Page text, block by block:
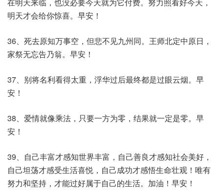
明天才会给你惊喜。早安！
36、死去原知万事空，但悲不见九州同。王师北定中原日，
家祭无忘告乃翁。早安！
37、别将名利看得太重，浮华过后最终都是过眼云烟。早
安！
38、爱情就像乘法，只要一方为零，结果就一定是零。早
安！
39、自己丰富才感知世界丰富，自己善良才感知社会美好，
自己坦荡才感受生活喜悦，自己成功才感悟生命壮观！唯有
努力和坚持，才能过好属于自己的生活。加油！早安！